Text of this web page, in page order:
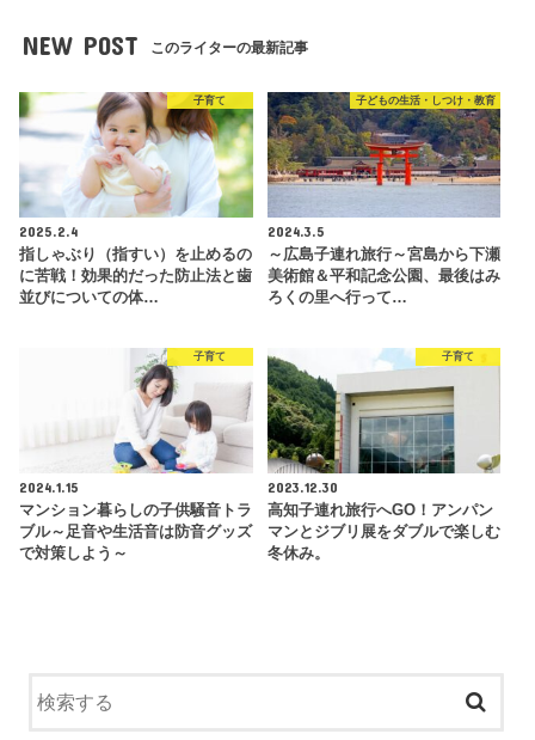
NEW POST このライターの最新記事
子育て
2025.2.4
指しゃぶり（指すい）を止めるの
に苦戦！効果的だった防止法と歯
並びについての体…
子どもの生活・しつけ・教育
2024.3.5
～広島子連れ旅行～宮島から下瀬
美術館＆平和記念公園、最後はみ
ろくの里へ行って…
子育て
2024.1.15
マンション暮らしの子供騒音トラ
ブル～足音や生活音は防音グッズ
で対策しよう～
子育て
2023.12.30
高知子連れ旅行へGO！アンパン
マンとジブリ展をダブルで楽しむ
冬休み。